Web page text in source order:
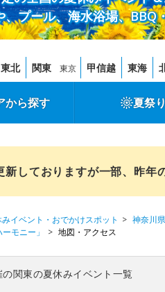
プール、海水浴場、
東北 関東 東京 甲信越 東海
から探す 夏祭り
しておりますが一部、昨年
イベント・おでかけスポット 神奈川
モニー」
地図・アクセス
関東の夏休みイベント一覧